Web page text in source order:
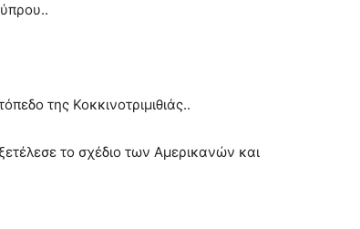
της Κοκκινοτριμιθιάς..
το σχέδιο των Αμερικανών και